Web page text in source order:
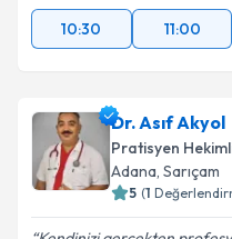
10:30
11:00
Dr. Asıf Akyol
Pratisyen
Adana, Sarıçam
5 (1